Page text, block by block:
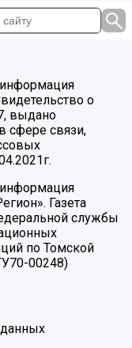
информация
о
выдано
сфере связи,
информация
Газета
службы
по Томской
00248)